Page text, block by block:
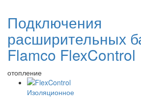
Подключения
расширительных
Flamco FlexControl
отопление